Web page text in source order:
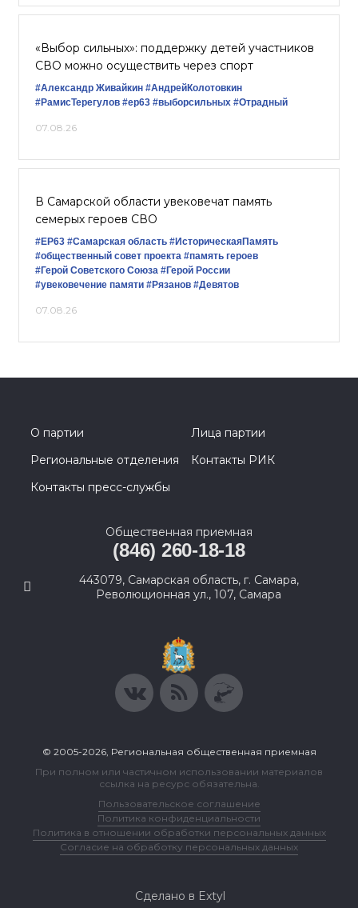
«Выбор сильных»: поддержку детей участников
СВО можно осуществить через спорт
#Александр Живайкин #АндрейКолотовкин
#РамисТерегулов #ер63 #выборсильных #Отрадный
07.08.26
В Самарской области увековечат память
семерых героев СВО
#ЕР63 #Самарская область #ИсторическаяПамять
#общественный совет проекта #память героев
#Герой Советского Союза #Герой России
#увековечение памяти #Рязанов #Девятов
07.08.26
О партии
Лица партии
Региональные отделения
Контакты РИК
Контакты пресс-службы
Общественная приемная
(846) 260-18-18
443079, Самарская область, г. Самара,
Революционная ул., 107, Самара
© 2005-2026, Региональная общественная приемная
При полном или частичном использовании материалов
ссылка на ресурс обязательна.
Пользовательское соглашение
Политика конфиденциальности
Политика в отношении обработки персональных данных
Согласие на обработку персональных данных
Сделано в Extyl